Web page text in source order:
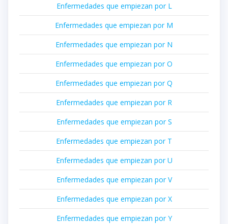
Enfermedades que empiezan por L
Enfermedades que empiezan por M
Enfermedades que empiezan por N
Enfermedades que empiezan por O
Enfermedades que empiezan por Q
Enfermedades que empiezan por R
Enfermedades que empiezan por S
Enfermedades que empiezan por T
Enfermedades que empiezan por U
Enfermedades que empiezan por V
Enfermedades que empiezan por X
Enfermedades que empiezan por Y